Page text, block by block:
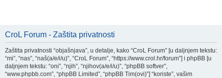
CroL Forum - Zaštita privatnosti
Zaštita privatnosti “objašnjava”, u detalje, kako “CroL Forum” [u daljnjem tekstu:
“mi”, “nas”, “naš(a/e/i/u)”, “CroL Forum”, “https://www.crol.hr/forum”] i phpBB [u
daljnjem tekstu: “oni”, “njih”, “njihov(a/e/i/u)”, “phpBB softver”,
“www.phpbb.com”, “phpBB Limited”, “phpBB Tim(ovi)”] “koriste”, vašim